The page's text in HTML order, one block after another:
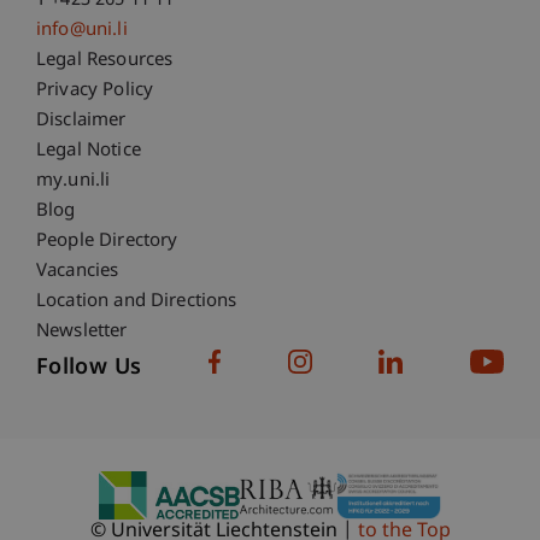
info@uni.li
Fußzeile Rechtliche Hinweise
Legal Resources
Privacy Policy
Disclaimer
Legal Notice
Fußzeile Subdomain-Verzeichnis
my.uni.li
Blog
People Directory
Vacancies
Location and Directions
Newsletter
Follow Us
© Universität Liechtenstein to the Top